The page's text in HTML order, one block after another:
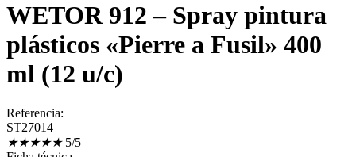
WETOR 912 – Spray pintura
plásticos «Pierre a Fusil» 400
ml (12 u/c)
Referencia:
ST27014
★★★★★ 5/5